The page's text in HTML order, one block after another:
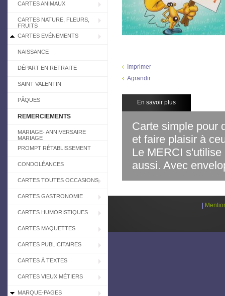
CARTES ANIMAUX
CARTES NATURE, FLEURS,
FRUITS
CARTES EVÉNEMENTS
NAISSANCE
DÉPART EN RETRAITE
SAINT VALENTIN
PÂQUES
REMERCIEMENTS
MARIAGE- ANNIVERSAIRE
MARIAGE
PROMPT RÉTABLISSEMENT
CONDOLÉANCES
CARTES TOUTES OCCASIONS
CARTES GASTRONOMIE
CARTES HUMORISTIQUES
CARTES MAQUETTES
CARTES PUBLICITAIRES
CARTES À TEXTES
CARTES VIEUX MÉTIERS
MARQUE-PAGES
Imprimer
Agrandir
En savoir plus
Carte simple pour
et faire plaisir à
Le MERCI
aussi. Avec